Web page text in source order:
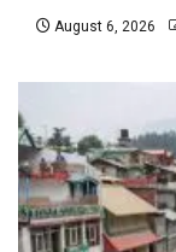
August 6, 2026